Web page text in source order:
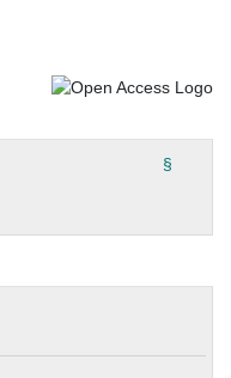
§